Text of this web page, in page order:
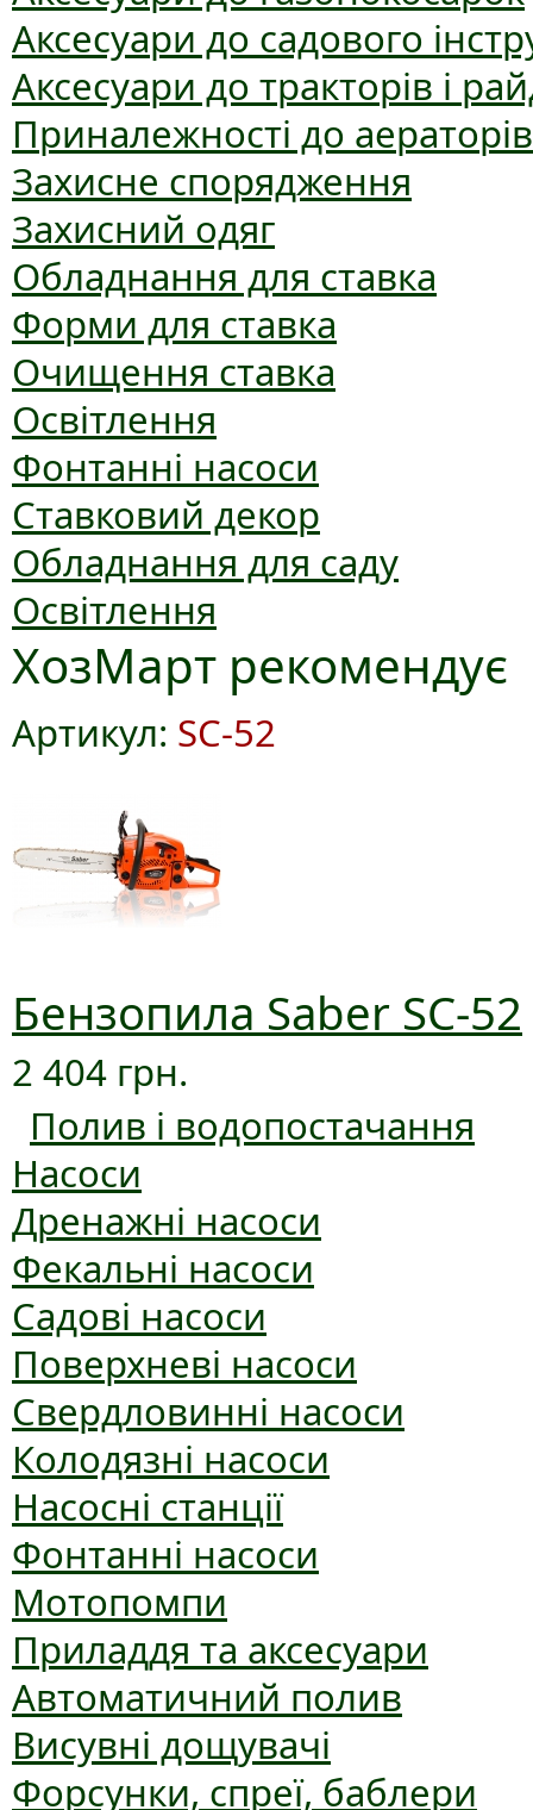
Аксесуари до садового
Аксесуари до тракторів і
Приналежності до аераторів
Захисне спорядження
Захисний одяг
Обладнання для ставка
Форми для ставка
Очищення ставка
Освітлення
Фонтанні насоси
Ставковий декор
Обладнання для саду
Освітлення
ХозМарт рекомендує
Артикул: SC-52
Бензопила Saber SC-52
2 404 грн.
Полив і водопостачання
Насоси
Дренажні насоси
Фекальні насоси
Садові насоси
Поверхневі насоси
Свердловинні насоси
Колодязні насоси
Насосні станції
Фонтанні насоси
Мотопомпи
Приладдя та аксесуари
Автоматичний полив
Висувні дощувачі
Форсунки, спреї, баблери